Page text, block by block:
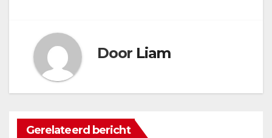
Door Liam
Gerelateerd bericht